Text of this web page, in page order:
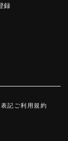
録
記ご利用規約